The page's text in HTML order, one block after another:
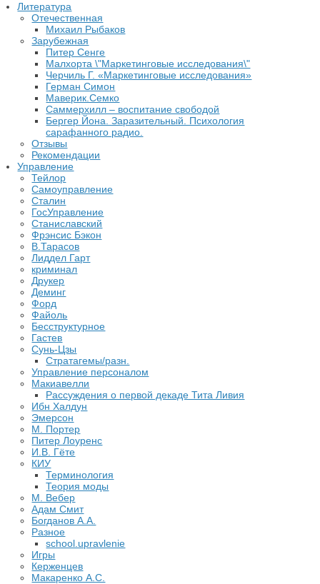
Литература
Отечественная
Михаил Рыбаков
Зарубежная
Питер Сенге
Малхорта \"Маркетинговые исследования\"
Черчиль Г. «Маркетинговые исследования»
Герман Симон
Маверик.Семко
Саммерхилл – воспитание свободой
Бергер Йона. Заразительный. Психология
сарафанного радио.
Отзывы
Рекомендации
Управление
Тейлор
Самоуправление
Сталин
ГосУправление
Станиславский
Фрэнсис Бэкон
В.Тарасов
Лиддел Гарт
криминал
Друкер
Деминг
Форд
Файоль
Бесструктурное
Гастев
Сунь-Цзы
Стратагемы/разн.
Управление персоналом
Макиавелли
Рассуждения о первой декаде Тита Ливия
Ибн Халдун
Эмерсон
М. Портер
Питер Лоуренс
И.В. Гёте
КИУ
Терминология
Теория моды
М. Вебер
Адам Смит
Богданов А.А.
Разное
school.upravlenie
Игры
Керженцев
Макаренко А.С.